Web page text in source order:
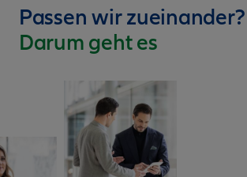
Passen wir zueinander?
Darum geht es